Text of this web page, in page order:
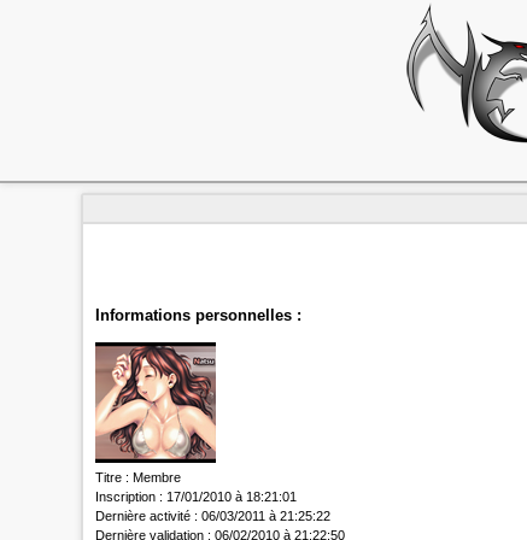
Informations personnelles :
Titre : Membre
Inscription : 17/01/2010 à 18:21:01
Dernière activité : 06/03/2011 à 21:25:22
Dernière validation : 06/02/2010 à 21:22:50